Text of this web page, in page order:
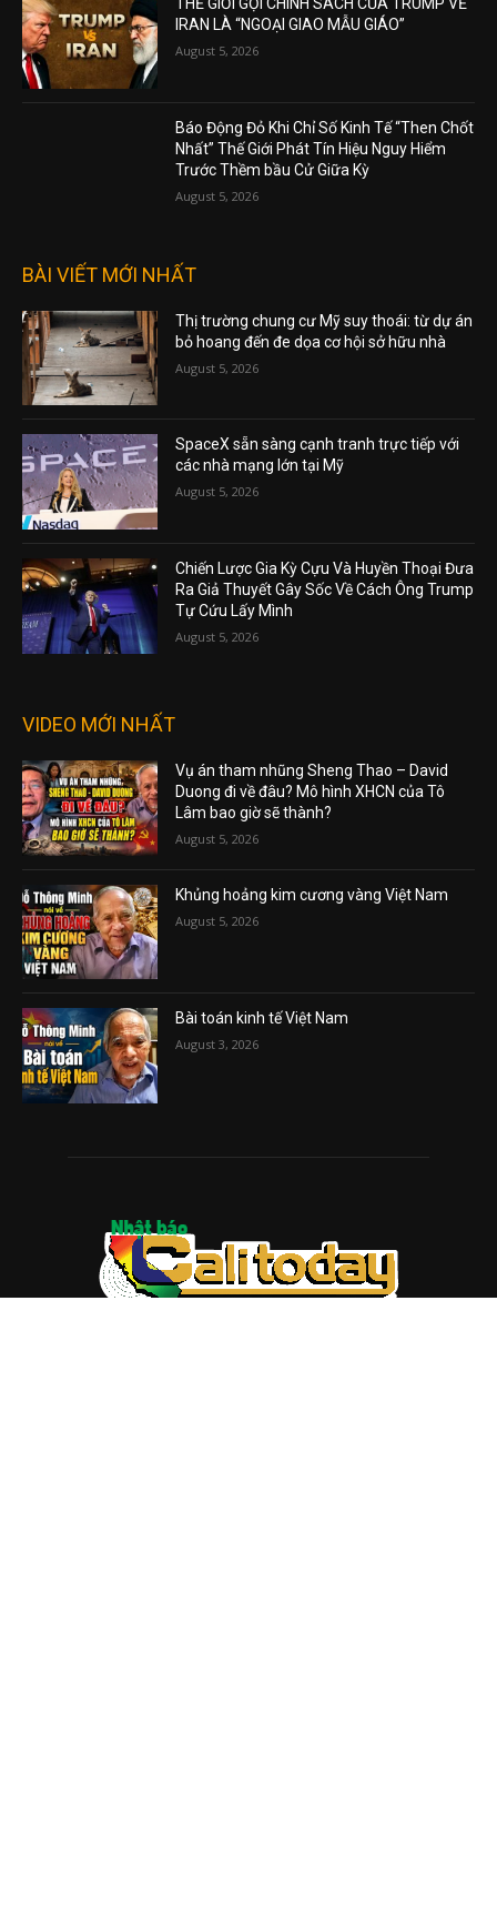
THẾ GIỚI GỌI CHÍNH SÁCH CỦA TRUMP VỀ
IRAN LÀ “NGOẠI GIAO MẪU GIÁO”
August 5, 2026
Báo Động Đỏ Khi Chỉ Số Kinh Tế “Then Chốt
Nhất” Thế Giới Phát Tín Hiệu Nguy Hiểm
Trước Thềm bầu Cử Giữa Kỳ
August 5, 2026
BÀI VIẾT MỚI NHẤT
Thị trường chung cư Mỹ suy thoái: từ dự án
bỏ hoang đến đe dọa cơ hội sở hữu nhà
August 5, 2026
SpaceX sẵn sàng cạnh tranh trực tiếp với
các nhà mạng lớn tại Mỹ
August 5, 2026
Chiến Lược Gia Kỳ Cựu Và Huyền Thoại Đưa
Ra Giả Thuyết Gây Sốc Về Cách Ông Trump
Tự Cứu Lấy Mình
August 5, 2026
VIDEO MỚI NHẤT
Vụ án tham nhũng Sheng Thao – David
Duong đi về đâu? Mô hình XHCN của Tô
Lâm bao giờ sẽ thành?
August 5, 2026
Khủng hoảng kim cương vàng Việt Nam
August 5, 2026
Bài toán kinh tế Việt Nam
August 3, 2026